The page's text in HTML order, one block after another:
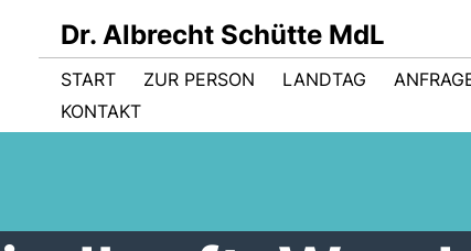
Dr. Albrecht Schütte MdL
START ZUR PERSON LANDTAG
KONTAKT